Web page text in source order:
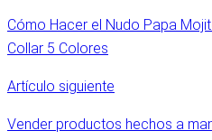
Cómo Hacer el Nudo Papa
Collar 5 Colores
Artículo siguiente
Vender productos hechos a